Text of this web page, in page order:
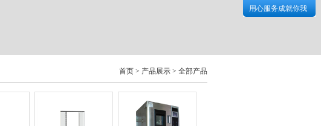
首页 > 产品展示 > 全部产品
用心服务成就你我